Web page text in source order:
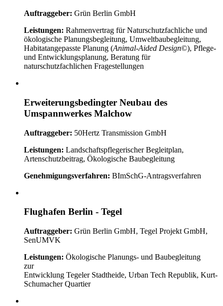
Auftraggeber: Grün Berlin GmbH
Leistungen: Rahmenvertrag für Naturschutzfachliche und
ökologische Planungsbegleitung, Umweltbaubegleitung,
Habitatangepasste Planung (Animal-Aided Design©), Pflege-
und Entwicklungsplanung, Beratung für
naturschutzfachlichen Fragestellungen
Erweiterungsbedingter Neubau des
Umspannwerkes Malchow
Auftraggeber: 50Hertz Transmission GmbH
Leistungen: Landschaftspflegerischer Begleitplan,
Artenschutzbeitrag, Ökologische Baubegleitung
Genehmigungsverfahren: BImSchG-Antragsverfahren
Flughafen Berlin - Tegel
Auftraggeber: Grün Berlin GmbH, Tegel Projekt GmbH,
SenUMVK
Leistungen: Ökologische Planungs- und Baubegleitung
zur
Entwicklung Tegeler Stadtheide, Urban Tech Republik, Kurt-
Schumacher Quartier